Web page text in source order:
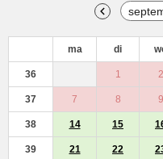
ma di
36 1 2
37 7 8 9
38 14 15
39 21 22